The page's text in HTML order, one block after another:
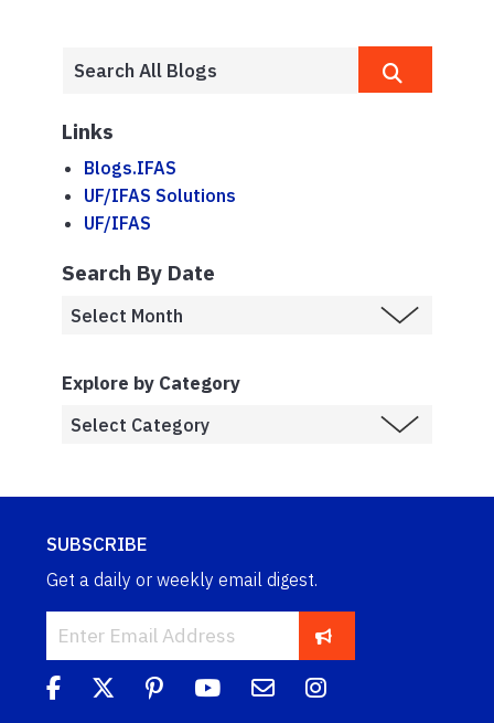
Links
Blogs.IFAS
UF/IFAS Solutions
UF/IFAS
Search By Date
Explore by Category
SUBSCRIBE
Get a daily or weekly email digest.